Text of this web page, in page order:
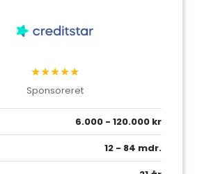
★★★★★
Sponsoreret
6.000 - 120.000 kr
12 - 84 mdr.